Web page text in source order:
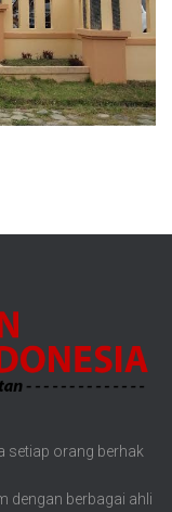
setiap orang berhak
dengan berbagai ahli